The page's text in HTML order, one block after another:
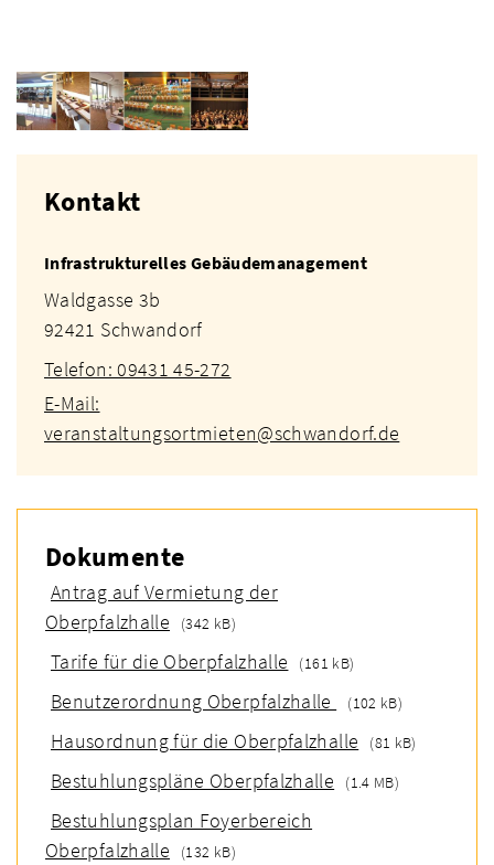
Kontakt
Infrastrukturelles Gebäudemanagement
Waldgasse 3b
92421 Schwandorf
Telefon: 09431 45-272
E-Mail:
veranstaltungsortmieten@schwandorf.de
Dokumente
Antrag auf Vermietung der
Oberpfalzhalle
(342 kB)
Tarife für die Oberpfalzhalle (161 kB)
Benutzerordnung Oberpfalzhalle (102 kB)
Hausordnung für die Oberpfalzhalle (81 kB)
Bestuhlungspläne Oberpfalzhalle (1.4 MB)
Bestuhlungsplan Foyerbereich
Oberpfalzhalle
(132 kB)